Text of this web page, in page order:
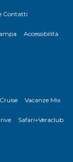
Contatti
Accessibilità
Vacanze Mix
Safari+Veraclub